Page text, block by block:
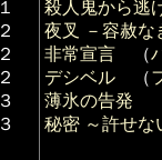
殺人鬼から逃
夜叉 －容赦な
非常宣言 （
デシベル （
薄氷の告発
秘密 ～許せな